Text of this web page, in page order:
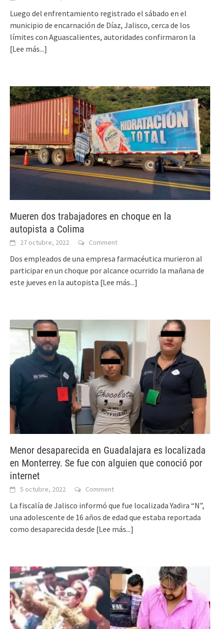
Luego del enfrentamiento registrado el sábado en el
municipio de encarnación de Díaz, Jalisco, cerca de los
límites con Aguascalientes, autoridades confirmaron la
[Lee más...]
Mueren dos trabajadores en choque en la
autopista a Colima
27 octubre, 2022 Comment
Dos empleados de una empresa farmacéutica murieron al
participar en un choque por alcance ocurrido la mañana de
este jueves en la autopista [Lee más...]
Menor desaparecida en Guadalajara es localizada
en Monterrey. Se fue con alguien que conoció por
internet
5 octubre, 2022 Comment
La fiscalía de Jalisco informó que fue localizada Yadira “N”,
una adolescente de 16 años de edad que estaba reportada
como desaparecida desde [Lee más...]